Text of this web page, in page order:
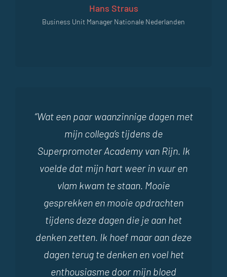
Hans Straus
Business Unit Manager Nationale Nederlanden
“Wat een paar waanzinnige dagen met
mijn collega’s tijdens de
Superpromoter Academy van Rijn. Ik
voelde dat mijn hart weer in vuur en
vlam kwam te staan. Mooie
gesprekken en mooie opdrachten
tijdens deze dagen die je aan het
denken zetten. Ik hoef maar aan deze
dagen terug te denken en voel het
enthousiasme door mijn bloed